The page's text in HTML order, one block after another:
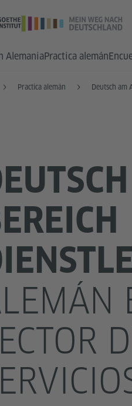
AlemaniaPractica alemán
Practica alemán Deutsch am